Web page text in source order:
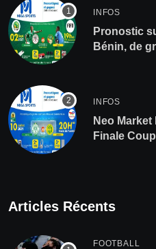
INFOS
Pronostic
Bénin, de
INFOS
Neo
Finale
Articles Récents
FOOTBALL